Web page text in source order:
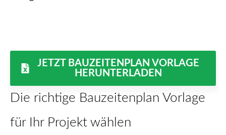
JETZT BAUZEITENPLAN VORLAGE
HERUNTERLADEN
Die richtige Bauzeitenplan Vorlage
für Ihr Projekt wählen